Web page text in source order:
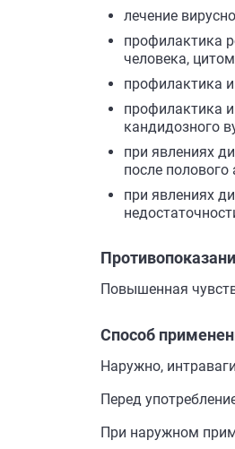
лечение
профилактика
человека,
профилактика
профилактика
кандидозного
при явлениях
после полового
при явлениях
Повышенная
Способ
Наружно,
Перед
При наружном